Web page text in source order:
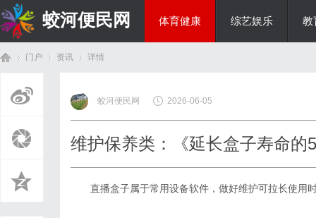
蛟河便民网 体育健康 综艺娱乐 教
门户 资讯
›
详情
蛟河便民网 2026-06-05
维护保养类：《延长盒子寿命的
直播盒子属于常用设备软件 ，做好维护可拉长使用